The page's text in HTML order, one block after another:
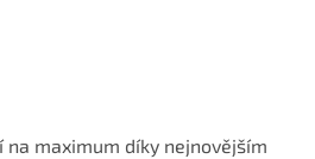
na maximum díky nejnovějším